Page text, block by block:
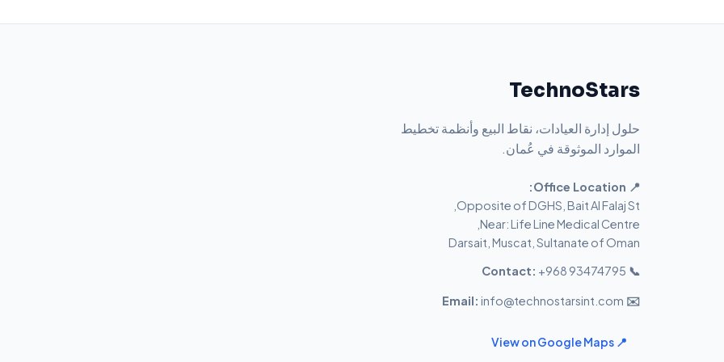
TechnoStars
حلول إدارة العيادات، نقاط البيع وأنظمة تخطيط
الموارد الموثوقة في عُمان.
📍 Office Location:
Opposite of DGHS, Bait Al Falaj St,
Near: Life Line Medical Centre,
Darsait, Muscat, Sultanate of Oman
📞 Contact:
+968 93474795
✉️ Email:
info@technostarsint.com
📍 View on Google Maps